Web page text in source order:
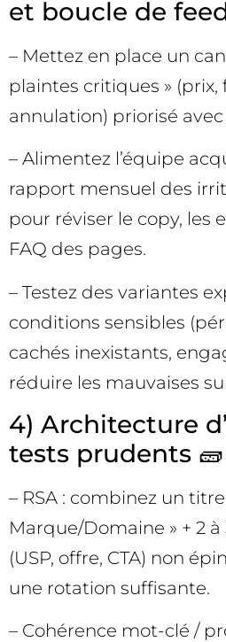
et boucle de
– Mettez en place un
plaintes critiques » (prix,
annulation) priorisé avec
– Alimentez l’équipe
rapport mensuel des
pour réviser le copy, les
FAQ des pages.
– Testez des variantes
conditions sensibles
cachés inexistants,
réduire les mauvaises
4) Architecture
tests prudents 🧱
– RSA : combinez un
Marque/Domaine » + 2
(USP, offre, CTA) non
une rotation suffisante.
– Cohérence mot-clé /